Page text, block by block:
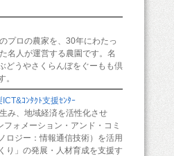
プロの農家を、30年にわたっ
名人が運営する農園です。名
どうやさくらんぼをぐーもも倶
。
ｺﾝﾀｸﾄ支援ｾﾝﾀｰ
み、地域経済を活性化させ
フォメーション・アンド・コミ
ロジー：情報通信技術）を活用
り」の発展・人材育成を支援す